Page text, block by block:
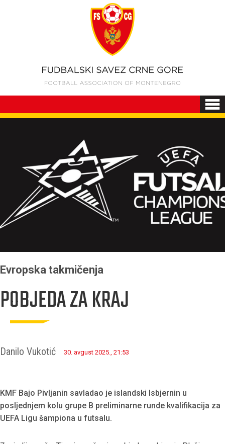
Evropska takmičenja
POBJEDA ZA KRAJ
Danilo Vukotić 30. avgust 2025., 21:53
KMF Bajo Pivljanin savladao je islandski Isbjernin u
posljednjem kolu grupe B preliminarne runde kvalifikacija za
UEFA Ligu šampiona u futsalu.